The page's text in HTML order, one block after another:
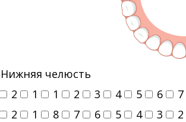
Нижняя челюсть
2 1 1 2 3 4 5 6 7
2 1 8 7 6 5 4 3 2